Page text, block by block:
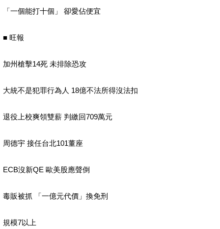
「一個能打十個」 卻愛佔便宜
■ 旺報
加州槍擊14死 未排除恐攻
大統不是犯罪行為人 18億不法所得沒法扣
退役上校爽領雙薪 判繳回709萬元
周德宇 接任台北101董座
ECB沒新QE 歐美股應聲倒
毒販被抓 「一億元代價」換免刑
規模7以上